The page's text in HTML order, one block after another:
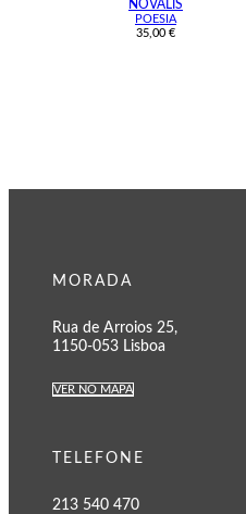
NOVALIS
POESIA
35,00 €
MORADA
Rua de Arroios 25,
1150-053 Lisboa
VER NO MAPA
TELEFONE
213 540 470